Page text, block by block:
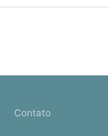
Contato